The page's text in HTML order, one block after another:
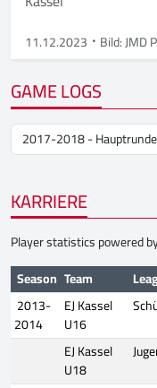
11.12.2023 Bild: JMD
GAME LOGS
KARRIERE
Player statistics powered
Season Team
2013-
2014
EJ Kassel
U16
EJ Kassel
U18